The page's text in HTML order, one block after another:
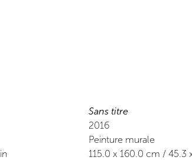
in
Sans titre
2016
Peinture murale
115.0 x 160.0 cm / 45.3